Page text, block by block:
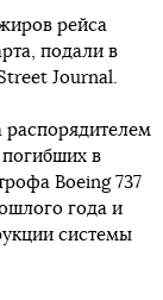
рейса
подали в
Journal.
в
Boeing 737
года и
системы